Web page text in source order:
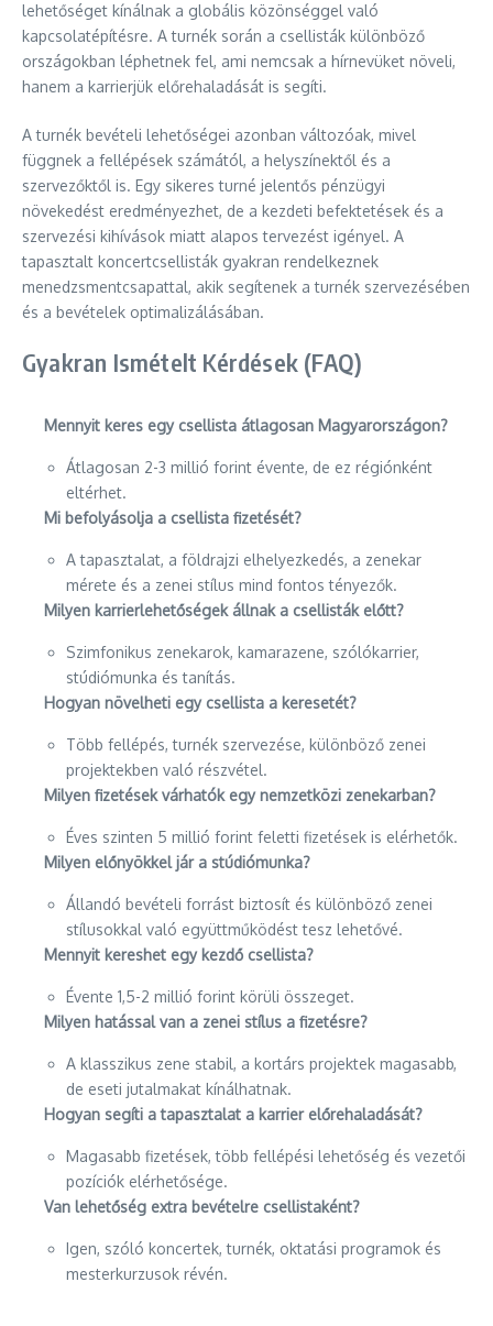
lehetőséget kínálnak a globális közönséggel való
kapcsolatépítésre. A turnék során a csellisták különböző
országokban léphetnek fel, ami nemcsak a hírnevüket növeli,
hanem a karrierjük előrehaladását is segíti.
A turnék bevételi lehetőségei azonban változóak, mivel
függnek a fellépések számától, a helyszínektől és a
szervezőktől is. Egy sikeres turné jelentős pénzügyi
növekedést eredményezhet, de a kezdeti befektetések és a
szervezési kihívások miatt alapos tervezést igényel. A
tapasztalt koncertcsellisták gyakran rendelkeznek
menedzsmentcsapattal, akik segítenek a turnék szervezésében
és a bevételek optimalizálásában.
Gyakran Ismételt Kérdések (FAQ)
Mennyit keres egy csellista átlagosan Magyarországon?
Átlagosan 2-3 millió forint évente, de ez régiónként
eltérhet.
Mi befolyásolja a csellista fizetését?
A tapasztalat, a földrajzi elhelyezkedés, a zenekar
mérete és a zenei stílus mind fontos tényezők.
Milyen karrierlehetőségek állnak a csellisták előtt?
Szimfonikus zenekarok, kamarazene, szólókarrier,
stúdiómunka és tanítás.
Hogyan növelheti egy csellista a keresetét?
Több fellépés, turnék szervezése, különböző zenei
projektekben való részvétel.
Milyen fizetések várhatók egy nemzetközi zenekarban?
Éves szinten 5 millió forint feletti fizetések is elérhetők.
Milyen előnyökkel jár a stúdiómunka?
Állandó bevételi forrást biztosít és különböző zenei
stílusokkal való együttműködést tesz lehetővé.
Mennyit kereshet egy kezdő csellista?
Évente 1,5-2 millió forint körüli összeget.
Milyen hatással van a zenei stílus a fizetésre?
A klasszikus zene stabil, a kortárs projektek magasabb,
de eseti jutalmakat kínálhatnak.
Hogyan segíti a tapasztalat a karrier előrehaladását?
Magasabb fizetések, több fellépési lehetőség és vezetői
pozíciók elérhetősége.
Van lehetőség extra bevételre csellistaként?
Igen, szóló koncertek, turnék, oktatási programok és
mesterkurzusok révén.